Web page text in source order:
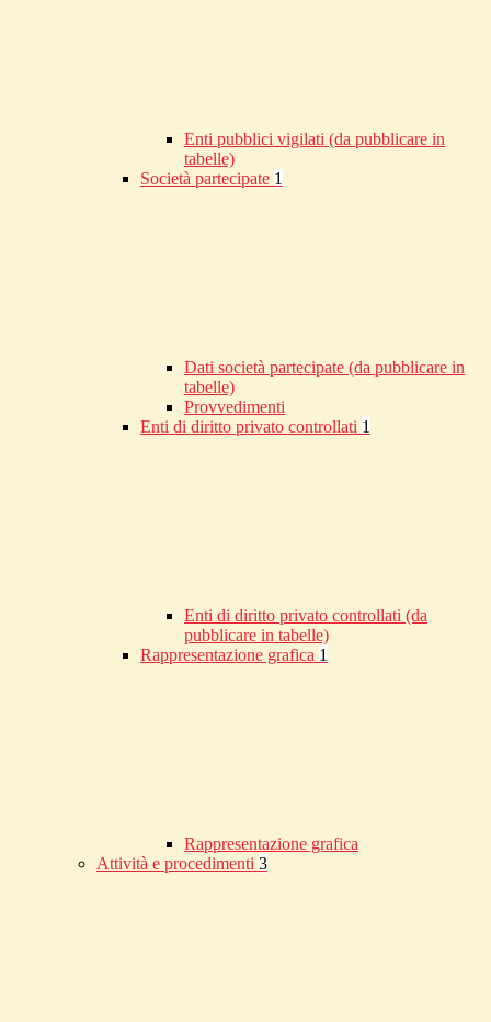
Enti pubblici vigilati (da pubblicare in
tabelle)
Società partecipate 1
Dati società partecipate (da pubblicare in
tabelle)
Provvedimenti
Enti di diritto privato controllati 1
Enti di diritto privato controllati (da
pubblicare in tabelle)
Rappresentazione grafica 1
Rappresentazione grafica
Attività e procedimenti 3